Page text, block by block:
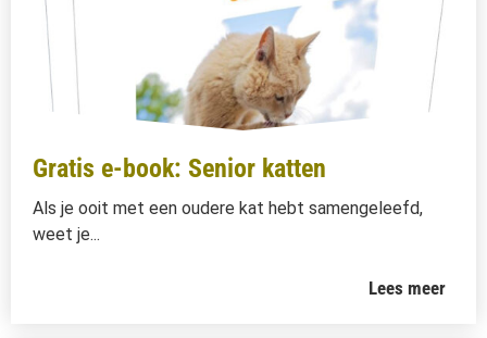
Gratis e-book: Senior katten
Als je ooit met een oudere kat hebt samengeleefd,
weet je...
Lees meer